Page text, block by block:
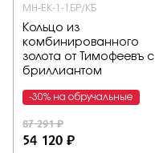
МН-ЕК-1-1БР/КБ
Кольцо из
комбинированного
золота от Тимофеевъ с
бриллиантом
-30% на обручальные
87 291 ₽
54 120 ₽